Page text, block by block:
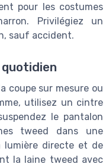
pour les costumes
Privilégiez un
sauf accident.
coupe sur mesure ou
utilisez un cintre
le pantalon
tweed dans une
lumière directe et de
la laine tweed avec